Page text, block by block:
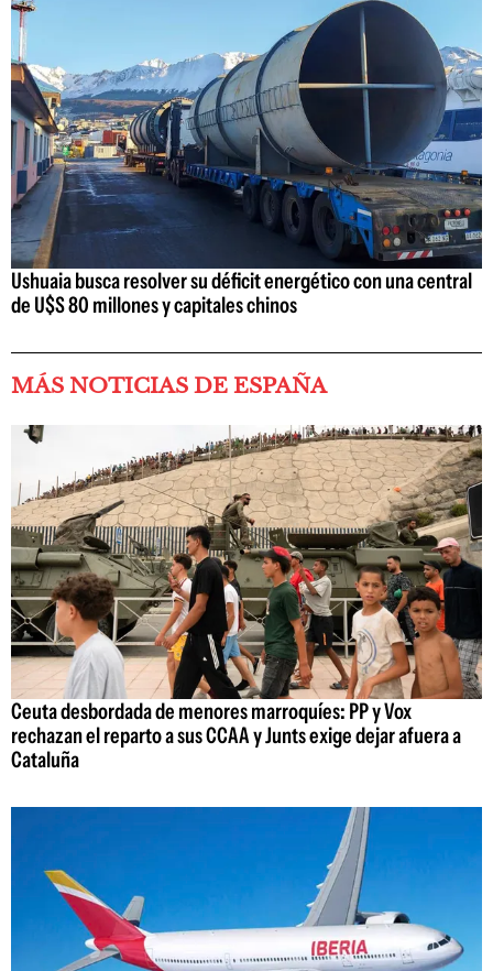
Ushuaia busca resolver su déficit energético con una central
de U$S 80 millones y capitales chinos
MÁS NOTICIAS DE ESPAÑA
Ceuta desbordada de menores marroquíes: PP y Vox
rechazan el reparto a sus CCAA y Junts exige dejar afuera a
Cataluña